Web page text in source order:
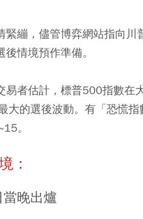
緊繃，儘管博弈網站指向
情境預作準備。
易者估計，標普500指數在
大的選後波動。有「恐慌
。
：
晚出爐